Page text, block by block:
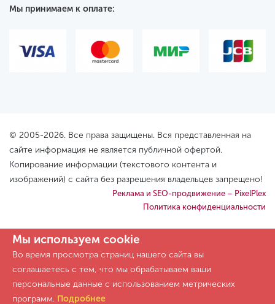
Мы принимаем к оплате:
© 2005-2026. Все права защищены. Вся представленная на
сайте информация не является публичной офертой.
Копирование информации (текстового контента и
изображений) с сайта без разрешения владельцев запрещено!
Реклама и SEO-продвижение – PixelPlex
Политика конфиденциальности
Мы используем cookie
Во время просмотра страниц нашего сайта вы
соглашаетесь с тем, что мы обрабатываем ваши
персональные данные с использованием метрических
программ. Подробнее